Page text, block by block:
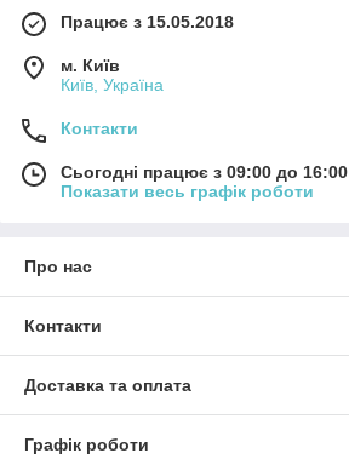
Працює з 15.05.2018
м. Київ
Київ, Україна
Контакти
Сьогодні працює з 09:00 до 16:00
Показати весь графік роботи
Про нас
Контакти
Доставка та оплата
Графік роботи